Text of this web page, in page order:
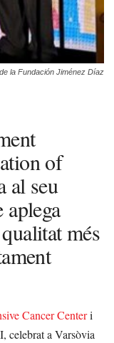
la Fundación Jiménez Díaz
of
al seu
més
Cancer Centeri
celebrat a Varsòvia